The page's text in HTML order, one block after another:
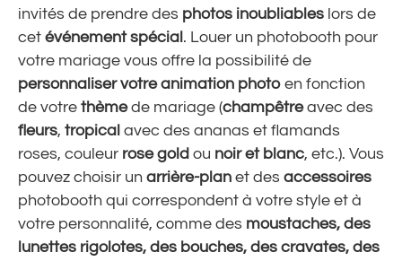
invités de prendre des photos inoubliables lors de
cet événement spécial . Louer un photobooth pour
votre mariage vous offre la possibilité de
personnaliser votre animation photo en fonction
de votre thèmede mariage (champêtreavec des
fleurs, tropical avec des ananas et flamands
roses, couleur rose gold ou noir et blanc, etc.). Vous
pouvez choisir un arrière-plan et des accessoires
photobooth qui correspondent à votre style et à
votre personnalité, comme des moustaches, des
lunettes rigolotes, des bouches, des cravates, des